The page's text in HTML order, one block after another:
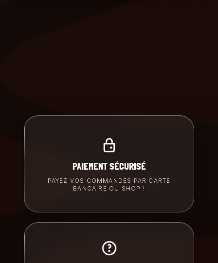
PAIEMENT SÉCURISÉ
PAYEZ VOS COMMANDES PAR CARTE
BANCAIRE OU SHOP !